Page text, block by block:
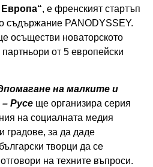
Европа“, е френският стартъп
съдържание PANODYSSEY.
осъществи новаторското
от 5 европейски
на малките и
– Русе ще организира серия
на социалната медия
градове, за да даде
творци да се
на техните въпроси.